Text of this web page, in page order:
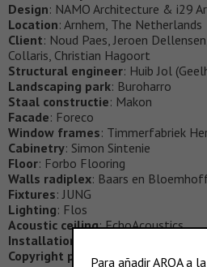
Design: NAMO Architecture & i29
Location: Arnhem, The Netherlands
Client: Noud Paes, Jeroen
Collaris, Christian Hagoort
Structural engineer: Huib Jol
Landscaping park: Buroharro
Staal constructie: Makon
Facade: Foreco
Window frames: Timmerfabriek
Cabinetry: Simon Sintenie
Floor: Forbo Flooring
Walls radiplex: Baars en
Fixtures: JUNG
Lighting: Flos
Acoustic ceiling: EchoAcoustics
Installations
Copyright photo’s
: Jeroen Musch